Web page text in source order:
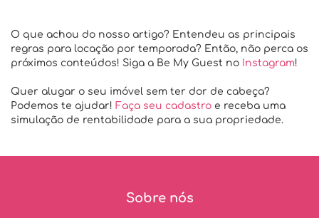
O que achou do nosso artigo? Entendeu as principais
regras para locação por temporada? Então, não perca os
próximos conteúdos! Siga a Be My Guest no Instagram!
Quer alugar o seu imóvel sem ter dor de cabeça?
Podemos te ajudar! Faça seu cadastro e receba uma
simulação de rentabilidade para a sua propriedade.
Sobre nós